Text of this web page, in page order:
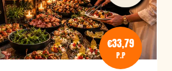
€33,79
P.P